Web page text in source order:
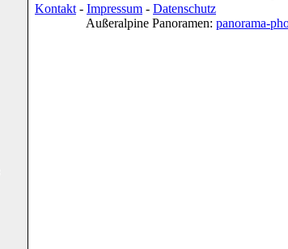
Kontakt - Impressum - Datenschutz
Außeralpine Panoramen: panorama-